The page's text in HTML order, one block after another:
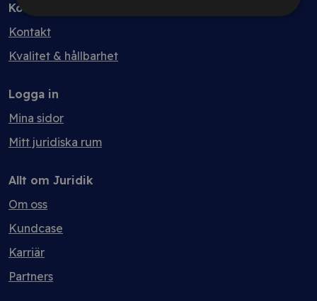
Kontakt
Kontakt
Kvalitet & hållbarhet
Logga in
Mina sidor
Mitt juridiska rum
Allt om Juridik
Om oss
Kundcase
Karriär
Partners